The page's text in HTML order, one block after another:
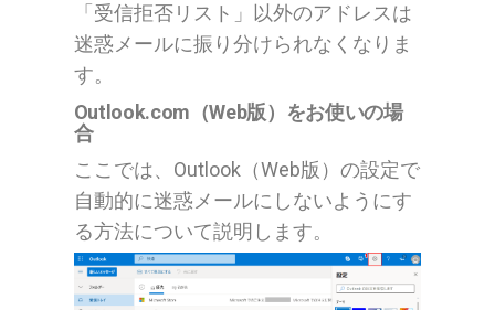
「受信拒否リスト」以外のアドレスは
迷惑メールに振り分けられなくなりま
す。
Outlook.com（Web版）をお使いの場
合
ここでは、Outlook（Web版）の設定で
自動的に迷惑メールにしないようにす
る方法について説明します。